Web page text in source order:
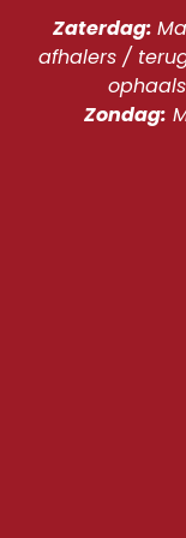
Zaterdag:
afhalers /
Zondag: